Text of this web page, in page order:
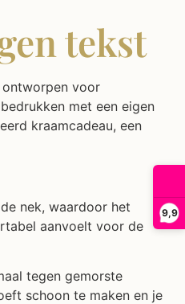
9,9
tekst
voor
met een eigen
kraamcadeau, een
nek, waardoor het
aanvoelt voor de
tegen gemorste
schoon te maken en je